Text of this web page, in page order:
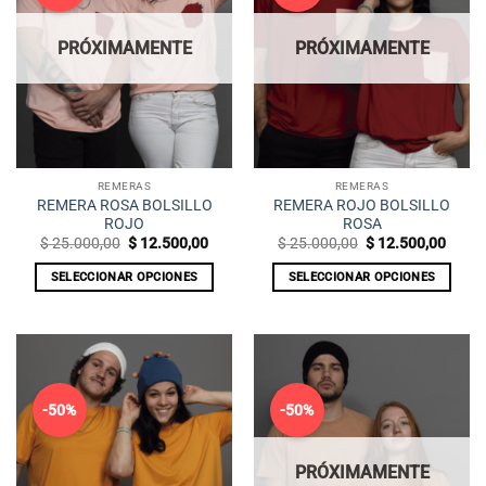
opciones
se
pueden
elegir
en
la
página
de
producto
opciones
se
pueden
elegir
la
página
de
producto
PRÓXIMAMENTE
REMERAS
REMERA ROSA BOLSILLO
ROJO
$25.000,00 El
original
era:
$ 12.500,00El
actual
SELECCIONAR OPCIONES
múltiples
variantes.
Las
opciones
se
PRÓXIMAMENTE
REMERAS
REMERA ROJO BOLSILLO
ROSA
$25.000,00 El
original
era:
$ 12.500,00El
SELECCIONAR OPCIONES
Las
opciones
se
-50% -50%
PRÓXIMAMENTE